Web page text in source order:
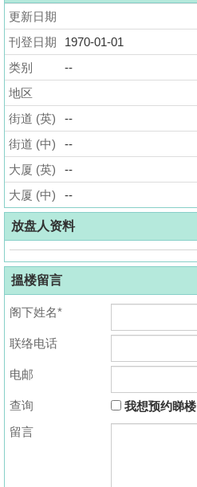
主
放
盘
宅
谷
按
揭
地
产
博
客
地
产
闻
数
据
布
更新日期
刊登日期
1970-01-01
类别
--
地区
街道 (英)
--
街道 (中)
--
大厦 (英)
--
大厦 (中)
--
放盘人资料
搵楼留言
阁下姓名*
联络电话
电邮
查询
我想预约睇楼
留言